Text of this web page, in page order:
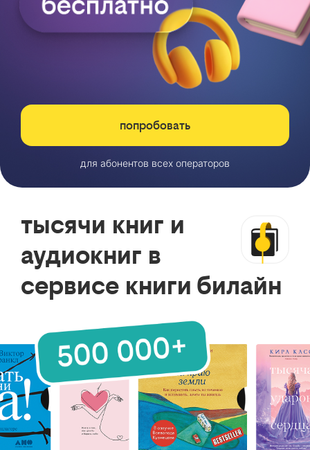
попробовать
для абонентов всех операторов
тысячи книг и
аудиокниг в
сервисе книги билайн